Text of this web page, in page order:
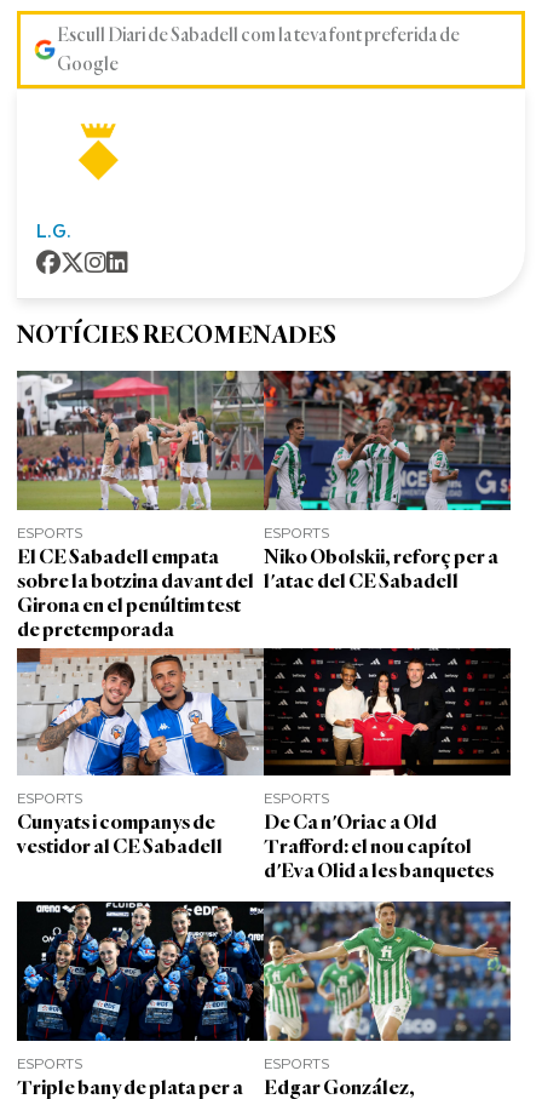
Escull Diari de Sabadell com la teva font preferida de
Google
L.G.
NOTÍCIES RECOMENADES
ESPORTS
El CE Sabadell empata
sobre la botzina davant del
Girona en el penúltim test
de pretemporada
ESPORTS
Niko Obolskii, reforç per a
l'atac del CE Sabadell
ESPORTS
Cunyats i companys de
vestidor al CE Sabadell
ESPORTS
De Ca n'Oriac a Old
Trafford: el nou capítol
d'Eva Olid a les banquetes
ESPORTS
Triple bany de plata per a
ESPORTS
Edgar González,